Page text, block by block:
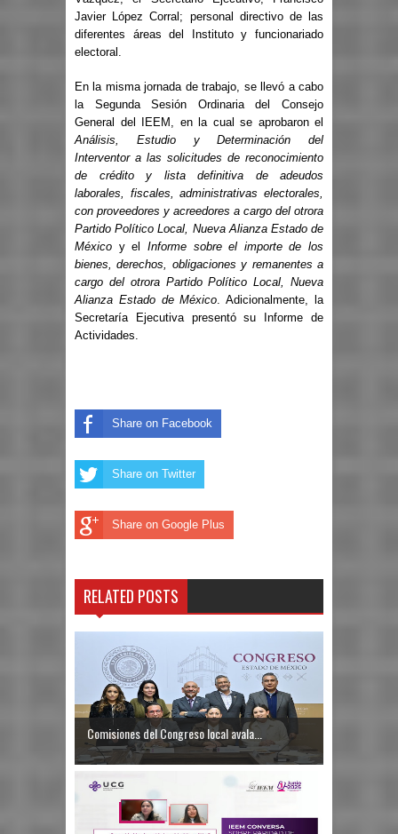
Javier López Corral; personal directivo de las
diferentes áreas del Instituto y funcionariado
electoral.
En la misma jornada de trabajo, se llevó a cabo
la Segunda Sesión Ordinaria del Consejo
General del IEEM, en la cual se aprobaron el
Análisis, Estudio y Determinación del
Interventor a las solicitudes de reconocimiento
de crédito y lista definitiva de adeudos
laborales, fiscales, administrativas electorales,
con proveedores y acreedores a cargo del otrora
Partido Político Local, Nueva Alianza Estado de
México y el Informe sobre el importe de los
bienes, derechos, obligaciones y remanentes a
cargo del otrora Partido Político Local, Nueva
Alianza Estado de México. Adicionalmente, la
Secretaría Ejecutiva presentó su Informe de
Actividades.
Share on Facebook
Share on Twitter
Share on Google Plus
RELATED POSTS
Comisiones del Congreso local avala...